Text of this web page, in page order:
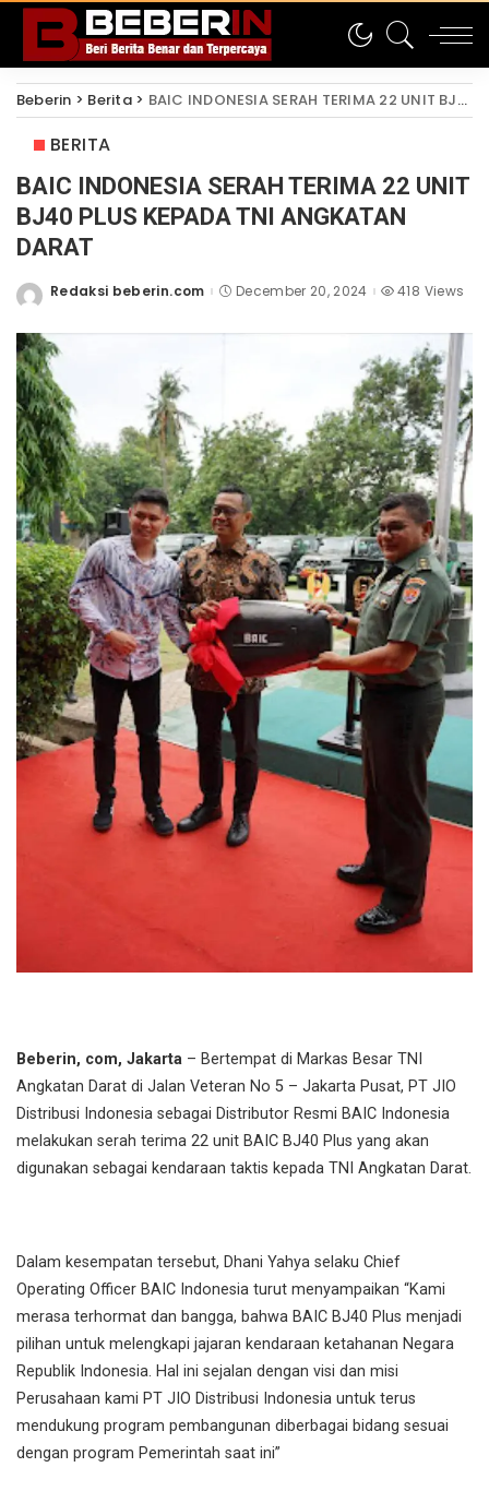
Beberin > Berita> BAIC INDONESIA SERAH TERIMA 22 UNIT BJ40 PLUS KEPADA TNI ANGKATAN DARAT
BERITA
BAIC INDONESIA SERAH TERIMA 22 UNIT
BJ40 PLUS KEPADA TNI ANGKATAN
DARAT
Posted
Redaksi beberin.com December 20, 2024 418 Views
Beberin, com, Jakarta – Bertempat di Markas Besar TNI
Angkatan Darat di Jalan Veteran No 5 – Jakarta Pusat, PT JIO
Distribusi Indonesia sebagai Distributor Resmi BAIC Indonesia
melakukan serah terima 22 unit BAIC BJ40 Plus yang akan
digunakan sebagai kendaraan taktis kepada TNI Angkatan Darat.
Dalam kesempatan tersebut, Dhani Yahya selaku Chief
Operating Officer BAIC Indonesia turut menyampaikan “Kami
merasa terhormat dan bangga, bahwa BAIC BJ40 Plus menjadi
pilihan untuk melengkapi jajaran kendaraan ketahanan Negara
Republik Indonesia. Hal ini sejalan dengan visi dan misi
Perusahaan kami PT JIO Distribusi Indonesia untuk terus
mendukung program pembangunan diberbagai bidang sesuai
dengan program Pemerintah saat ini”